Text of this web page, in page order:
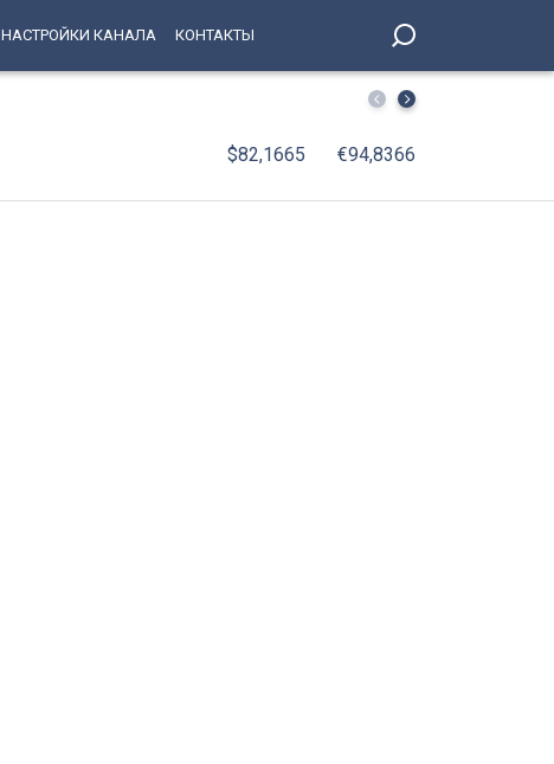
НАСТРОЙКИ КАНАЛА КОНТАКТЫ
Петербургский школьник стал абсолютным
$82,1665 €94,8366